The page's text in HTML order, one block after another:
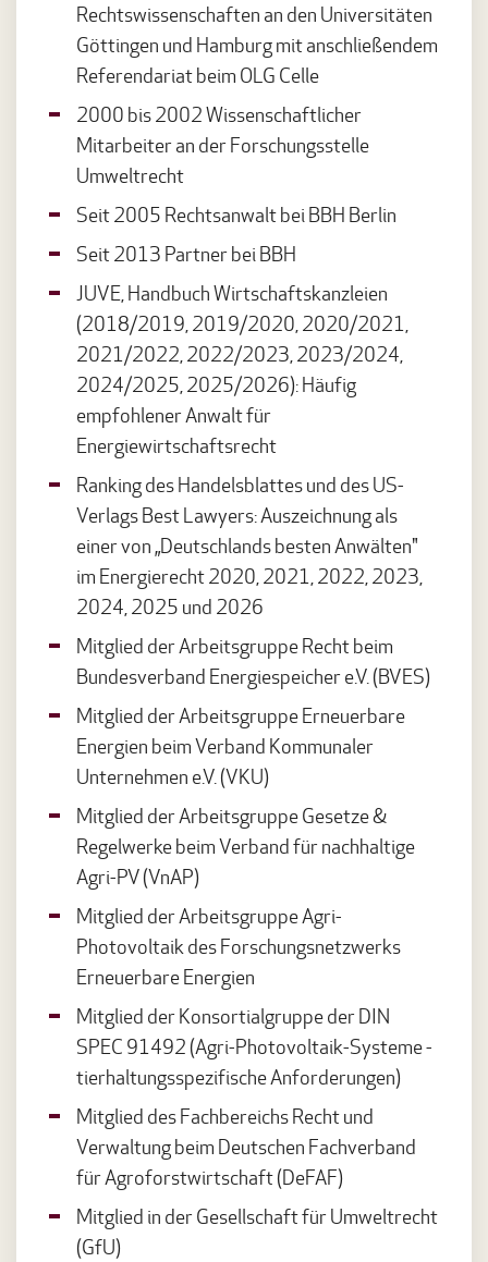
Rechtswissenschaften an den Universitäten
Göttingen und Hamburg mit anschließendem
Referendariat beim OLG Celle
2000 bis 2002 Wissenschaftlicher
Mitarbeiter an der Forschungsstelle
Umweltrecht
Seit 2005 Rechtsanwalt bei BBH Berlin
Seit 2013 Partner bei BBH
JUVE, Handbuch Wirtschaftskanzleien
(2018/2019, 2019/2020, 2020/2021,
2021/2022, 2022/2023, 2023/2024,
2024/2025, 2025/2026): Häufig
empfohlener Anwalt für
Energiewirtschaftsrecht
Ranking des Handelsblattes und des US-
Verlags Best Lawyers: Auszeichnung als
einer von „Deutschlands besten Anwälten"
im Energierecht 2020, 2021, 2022, 2023,
2024, 2025 und 2026
Mitglied der Arbeitsgruppe Recht beim
Bundesverband Energiespeicher e.V. (BVES)
Mitglied der Arbeitsgruppe Erneuerbare
Energien beim Verband Kommunaler
Unternehmen e.V. (VKU)
Mitglied der Arbeitsgruppe Gesetze &
Regelwerke beim Verband für nachhaltige
Agri-PV (VnAP)
Mitglied der Arbeitsgruppe Agri-
Photovoltaik des Forschungsnetzwerks
Erneuerbare Energien
Mitglied der Konsortialgruppe der DIN
SPEC 91492 (Agri-Photovoltaik-Systeme -
tierhaltungsspezifische Anforderungen)
Mitglied des Fachbereichs Recht und
Verwaltung beim Deutschen Fachverband
für Agroforstwirtschaft (DeFAF)
Mitglied in der Gesellschaft für Umweltrecht
(GfU)